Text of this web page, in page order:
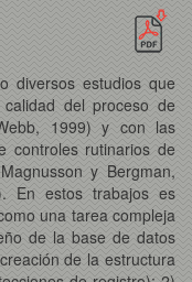
diversos estudios que
del proceso de
1999) y con las
controles rutinarios de
y Bergman,
En estos trabajos es
una tarea compleja
de la base de datos
de la estructura